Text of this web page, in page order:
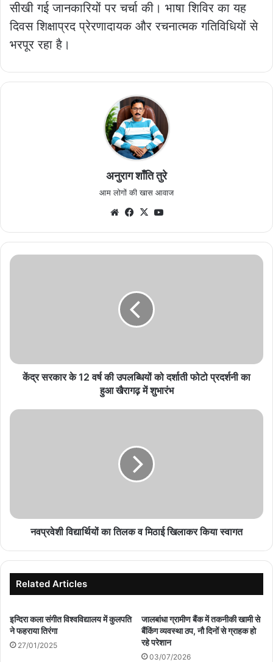
सीखी गई जानकारियों पर चर्चा की। भाषा शिविर का यह
दिवस शिक्षाप्रद प्रेरणादायक और रचनात्मक गतिविधियों से
भरपूर रहा है।
अनुराग शाँति तुरे
आम लोगों की खास आवाज
WebsiteFacebook
X
केंद्र
दर्शाती
फोटो
हुआ
केंद्र सरकार के 12 वर्ष की उपलब्धियों को दर्शाती फोटो प्रदर्शनी का
हुआ खैरागढ़ में शुभारंभ
नवप्रवेशी
स्वागत
नवप्रवेशी विद्यार्थियों का तिलक व मिठाई खिलाकर किया स्वागत
Related Articles
इन्दिरा कला संगीत विश्वविद्यालय में कुलपति
ने फहराया तिरंगा
27/01/2025
जालबांधा ग्रामीण बैंक में तकनीकी खामी से
बैंकिंग व्यवस्था ठप, नौ दिनों से ग्राहक हो
रहे परेशान
03/07/2026